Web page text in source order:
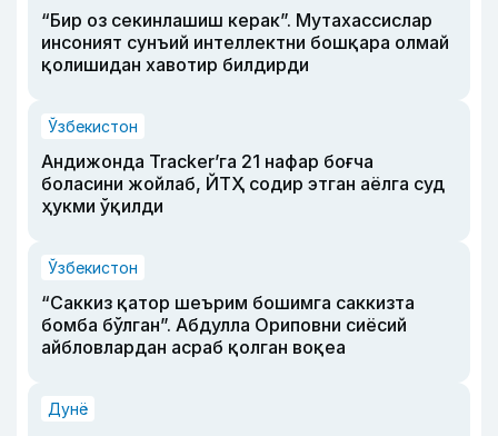
“Бир оз секинлашиш керак”. Мутахассислар
инсоният сунъий интеллектни бошқара олмай
қолишидан хавотир билдирди
Ўзбекистон
Андижонда Tracker’га 21 нафар боғча
боласини жойлаб, ЙТҲ содир этган аёлга суд
ҳукми ўқилди
Ўзбекистон
“Саккиз қатор шеърим бошимга саккизта
бомба бўлган”. Абдулла Ориповни сиёсий
айбловлардан асраб қолган воқеа
Дунё